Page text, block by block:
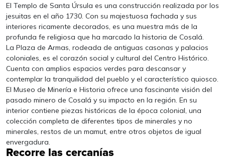
El Templo de Santa Úrsula es una construcción realizada por los
jesuitas en el año 1730. Con su majestuosa fachada y sus
interiores ricamente decorados, es una muestra más de la
profunda fe religiosa que ha marcado la historia de Cosalá.
La Plaza de Armas, rodeada de antiguas casonas y palacios
coloniales, es el corazón social y cultural del Centro Histórico.
Cuenta con amplios espacios verdes para descansar y
contemplar la tranquilidad del pueblo y el característico quiosco.
El Museo de Minería e Historia ofrece una fascinante visión del
pasado minero de Cosalá y su impacto en la región. En su
interior contiene piezas históricas de la época colonial, una
colección completa de diferentes tipos de minerales y no
minerales, restos de un mamut, entre otros objetos de igual
envergadura.
Recorre las cercanías